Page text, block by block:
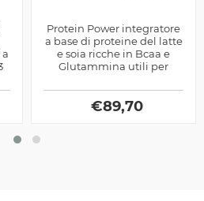
Protein Power integratore
a base di proteine del latte
e soia ricche in Bcaa e
Glutammina utili per
muscolare, by Biotech Usa
€89,70